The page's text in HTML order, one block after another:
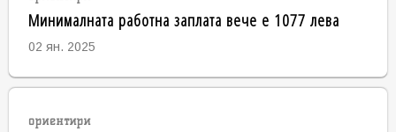
Минималната работна заплата вече е 1077 лева
02 ян. 2025
ориентири